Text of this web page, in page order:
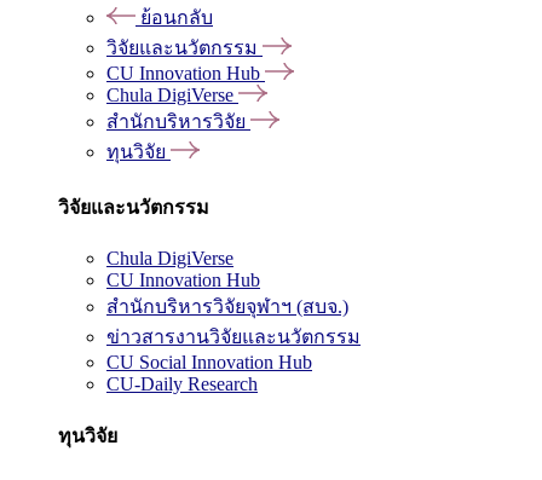
ย้อนกลับ
วิจัยและนวัตกรรม
CU Innovation Hub
Chula DigiVerse
สำนักบริหารวิจัย
ทุนวิจัย
วิจัยและนวัตกรรม
Chula DigiVerse
CU Innovation Hub
สำนักบริหารวิจัยจุฬาฯ (สบจ.)
ข่าวสารงานวิจัยและนวัตกรรม
CU Social Innovation Hub
CU-Daily Research
ทุนวิจัย